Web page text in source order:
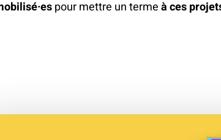
pour mettre un termeà ces